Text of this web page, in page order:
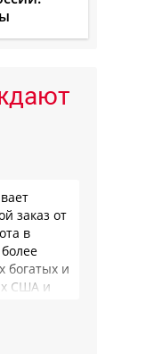
заказ от
в
богатых и
США и